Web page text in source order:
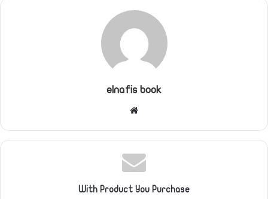
elnafis book
With Product You Purchase